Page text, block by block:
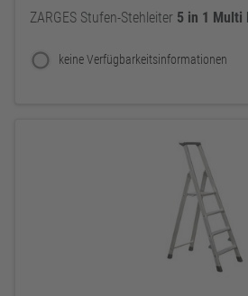
ZARGES Stufen-Stehleiter 5 in 1 Multi
keine Verfügbarkeitsinformationen